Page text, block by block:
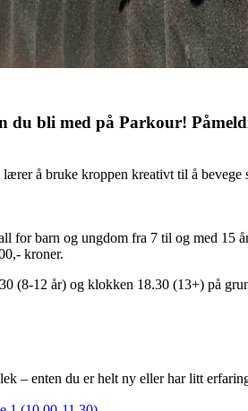
bli med på Parkour!
å bruke kroppen kreativt til å
for barn og ungdom fra 7 til og med 15
kroner.
(8-12 år) og klokken 18.30 (13+) på
– enten du er helt ny eller har litt